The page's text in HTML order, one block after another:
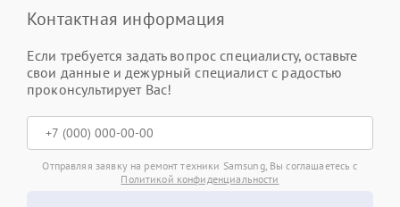
Контактная информация
Если требуется задать вопрос специалисту, оставьте
свои данные и дежурный специалист с радостью
проконсультирует Вас!
Отправляя заявку на ремонт техники Samsung, Вы соглашаетесь с
Политикой конфиденциальности